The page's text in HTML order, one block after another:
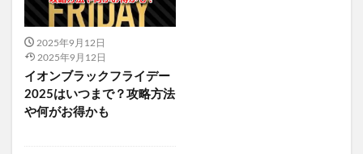
善玉元気 テラスキン
んぽちゃむガチャガチャ
サンリオウエハース8
WEEEDブリススクラブ
ピュアセラ美容オイル
2025年9月12日
2025年9月12日
イオンブラックフライデー
2025はいつまで？攻略方法
や何がお得かも